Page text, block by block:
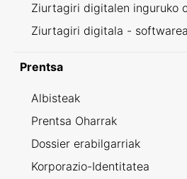
Ziurtagiri digitalen inguruko
Ziurtagiri digitala -
Prentsa
Albisteak
Prentsa Oharrak
Dossier erabilgarriak
Korporazio-Identitatea